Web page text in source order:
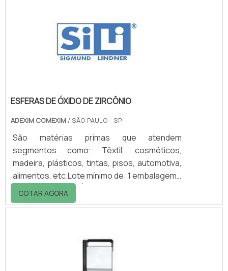
formato cilíndrico - de seção circular, ou
prismático - de seção retangular. Podem ser
sem tampa, com.
ESFERAS DE ÓXIDO DE ZIRCÔNIO
ADEXIM COMEXIM / SÃO PAULO - SP
São matérias primas que atendem
segmentos como: Têxtil, cosméticos,
madeira, plásticos, tintas, pisos, automotiva,
alimentos, etc.Lote mínimo de: 1 embalagem -
20kgEsferas de Óxido SilibeadsAs esferas
de Óxido de Zircônio são estabilizadas de
Indústria de tintas, em sistemas de moagem
ou na indústria automotiva.Por serem
utilizadas como sistema de moagem, as
COTAR AGORA